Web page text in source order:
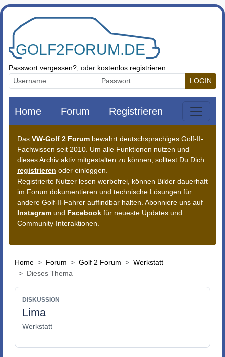
Zum Inhalt springen
Passwort vergessen? , oder kostenlos registrieren
LOGIN
Home Forum Registrieren
Das VW-Golf 2 Forum bewahrt deutschsprachiges Golf-II-
Fachwissen seit 2010. Um alle Funktionen nutzen und
dieses Archiv aktiv mitgestalten zu können, solltest Du Dich
registrieren oder einloggen.
Registrierte Nutzer lesen werbefrei, können Bilder dauerhaft
im Forum dokumentieren und technische Lösungen für
andere Golf-II-Fahrer auffindbar halten. Abonniere uns auf
Instagram und Facebook für neueste Updates und
Community-Interaktionen.
Home Forum Golf 2 Forum
Werkstatt
Dieses Thema
DISKUSSION
Lima
Werkstatt